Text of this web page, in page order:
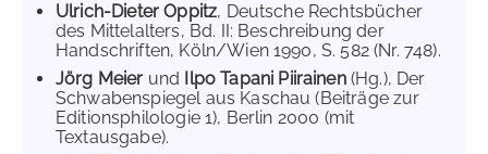
Ulrich-Dieter Oppitz, Deutsche Rechtsbücher
des Mittelalters, Bd. II: Beschreibung der
Handschriften, Köln/Wien 1990, S. 582 (Nr. 748).
Jörg Meier und Ilpo Tapani Piirainen (Hg.), Der
Schwabenspiegel aus Kaschau (Beiträge zur
Editionsphilologie 1), Berlin 2000 (mit
Textausgabe).